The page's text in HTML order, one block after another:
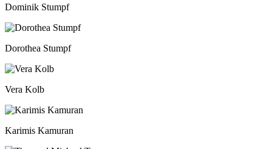
Dominik Stumpf
Dorothea Stumpf
Vera Kolb
Karimis Kamuran